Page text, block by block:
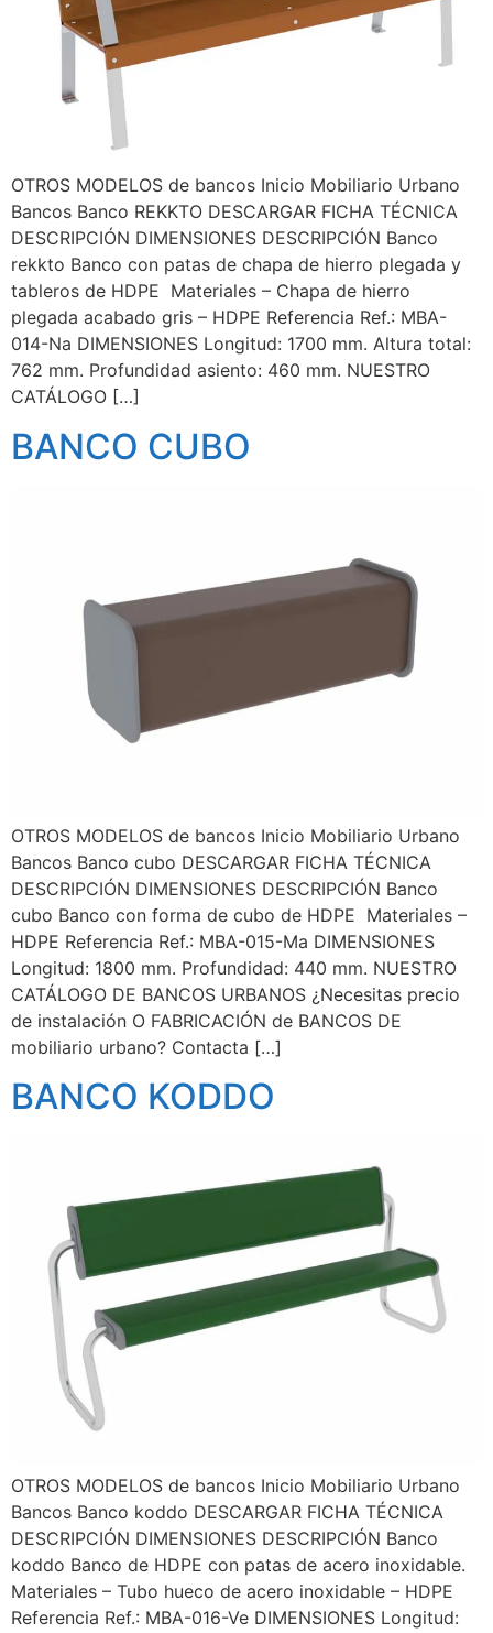
OTROS MODELOS de bancos Inicio Mobiliario Urbano
Bancos Banco REKKTO DESCARGAR FICHA TÉCNICA
DESCRIPCIÓN DIMENSIONES DESCRIPCIÓN Banco
rekkto Banco con patas de chapa de hierro plegada y
tableros de HDPE Materiales – Chapa de hierro
plegada acabado gris – HDPE Referencia Ref.: MBA-
014-Na DIMENSIONES Longitud: 1700 mm. Altura total:
762 mm. Profundidad asiento: 460 mm. NUESTRO
CATÁLOGO […]
BANCO CUBO
OTROS MODELOS de bancos Inicio Mobiliario Urbano
Bancos Banco cubo DESCARGAR FICHA TÉCNICA
DESCRIPCIÓN DIMENSIONES DESCRIPCIÓN Banco
cubo Banco con forma de cubo de HDPE Materiales –
HDPE Referencia Ref.: MBA-015-Ma DIMENSIONES
Longitud: 1800 mm. Profundidad: 440 mm. NUESTRO
CATÁLOGO DE BANCOS URBANOS ¿Necesitas precio
de instalación O FABRICACIÓN de BANCOS DE
mobiliario urbano? Contacta […]
BANCO KODDO
OTROS MODELOS de bancos Inicio Mobiliario Urbano
Bancos Banco koddo DESCARGAR FICHA TÉCNICA
DESCRIPCIÓN DIMENSIONES DESCRIPCIÓN Banco
koddo Banco de HDPE con patas de acero inoxidable.
Materiales – Tubo hueco de acero inoxidable – HDPE
Referencia Ref.: MBA-016-Ve DIMENSIONES Longitud: